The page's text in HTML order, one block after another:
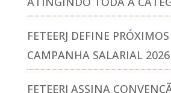
FETEERJ DEFINE
CAMPANHA SALARIAL 2026
FETEERJ ASSINA